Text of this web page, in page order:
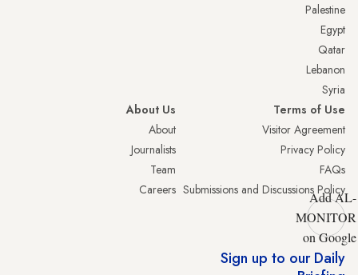
Palestine
Egypt
Qatar
Lebanon
Syria
Terms of Use
Visitor Agreement
Privacy Policy
FAQs
Submissions and Discussions Policy
About Us
About
Journalists
Team
Careers
Add AL-
MONITOR
on Google
Sign up to our Daily